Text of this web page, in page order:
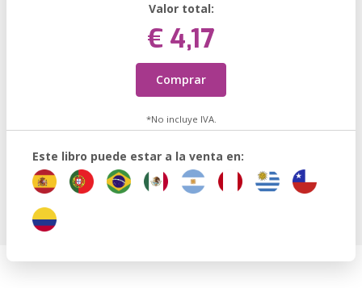
Valor total:
€ 4,17
Comprar
*No incluye IVA.
Este libro puede estar a la venta en: